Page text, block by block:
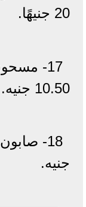
20 جنيهًا.
10.50 جنيه.
جنيه.